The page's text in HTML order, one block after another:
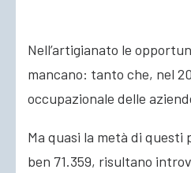
Nell’artigianato le
mancano: tanto che, nel
occupazionale delle
Ma quasi la metà di
ben 71.359, risultano